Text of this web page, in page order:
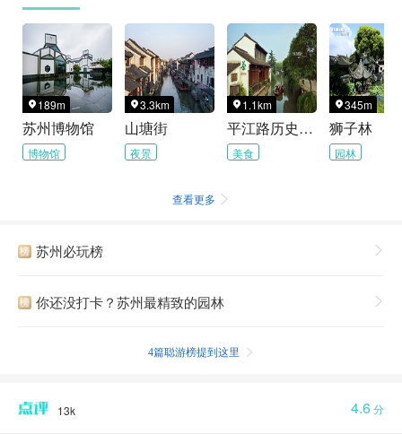
 189m
苏州博物馆
博物馆
3.3km
山塘街
夜景
 1.1km
平江路历史街区
美食
345m
狮子林
园林
查看更多 
苏州必玩榜 
你还没打卡？苏州最精致的园林 
4篇聪游榜提到这里 
13k 4.6分